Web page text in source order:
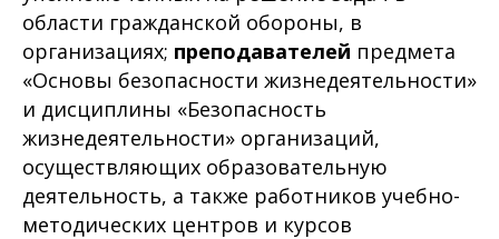
области гражданской обороны, в
организациях; преподавателей предмета
«Основы безопасности жизнедеятельности»
и дисциплины «Безопасность
жизнедеятельности» организаций,
осуществляющих образовательную
деятельность, а также работников учебно-
методических центров и курсов